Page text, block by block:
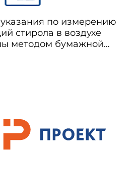
по измерению
стирола в воздухе
методом бумажной